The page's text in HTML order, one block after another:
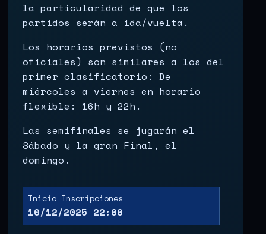
la particularidad de que los
partidos serán a ida/vuelta.
Los horarios previstos (no
oficiales) son similares a los del
primer clasificatorio: De
miércoles a viernes en horario
flexible: 16h y 22h.
Las semifinales se jugarán el
Sábado y la gran Final, el
domingo.
Inicio Inscripciones
10/12/2025 22:00